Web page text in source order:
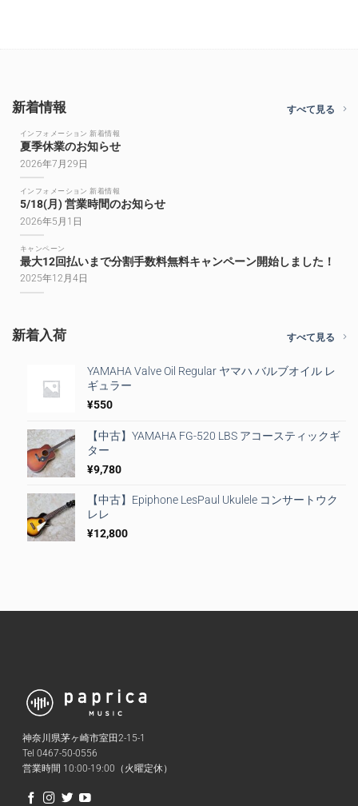
新着情報 すべて見る
インフォメーション 新着情報
夏季休業のお知らせ
2026年7月29日
インフォメーション 新着情報
5/18(月) 営業時間のお知らせ
2026年5月1日
キャンペーン
最大12回払いまで分割手数料無料キャンペーン開始しました！
2025年12月4日
新着入荷 すべて見る
YAMAHA Valve Oil Regular ヤマハ バルブオイル レ
ギュラー
¥550
【中古】YAMAHA FG-520 LBS アコースティックギ
ター
¥9,780
【中古】Epiphone LesPaul Ukulele コンサートウク
レレ
¥12,800
神奈川県茅ヶ崎市室田2-15-1
Tel 0467-50-0556
営業時間 10:00-19:00（火曜定休）